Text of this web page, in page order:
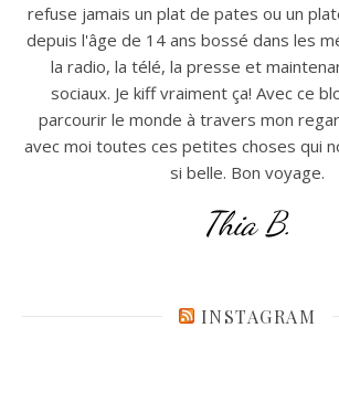
refuse jamais un plat de pates ou un
depuis l'âge de 14 ans bossé dans les
la radio, la télé, la presse et
sociaux. Je kiff vraiment ça! Avec ce
parcourir le monde à travers mon
avec moi toutes ces petites choses qui
si belle. Bon voyage.
Thia B.
INSTAGRAM